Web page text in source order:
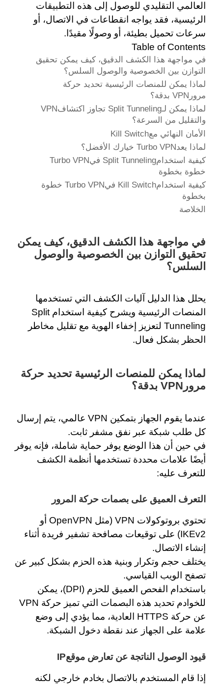
العالمي التقليدي للوصول إلى هذه التطبيقات
الرئيسية، فقد يواجه انقطاعات في الاتصال، أو
سرعات تحميل بطيئة، أو وصولًا مقيدًا.
Table of Contents
في مواجهة هذا الكشف الدقيق، كيف يمكن تحقيق
التوازن بين الخصوصية والوصول السلس؟
لماذا يمكن للمنصات الرئيسية تحديد حركة
مرورVPN بدقة؟
لماذا يمكن لـSplit Tunneling تجاوز اكتشافVPN
والتقليل من السرعة؟
الأمان النهائي معKill Switch
لماذا يعدTurbo VPN خيارك الأفضل؟
كيفية استخدامSplit Tunneling فيTurbo VPN
خطوة بخطوة
كيفية استخدامKill Switch فيTurbo VPN خطوة
بخطوة
الخلاصة
في مواجهة هذا الكشف الدقيق، كيف يمكن
تحقيق التوازن بين الخصوصية والوصول
السلس؟
يحلل هذا الدليل آليات الكشف التي تستخدمها
المنصات الرئيسية ويشرح كيفية استخدام Split
Tunneling لتعزيز إخفاء الهوية مع تقليل مخاطر
الحظر بشكل فعال.
لماذا يمكن للمنصات الرئيسية تحديد حركة
مرور VPN بدقة؟
عندما يقوم الجهاز بتمكين VPN عالمي، يتم إرسال
كل طلب شبكة عبر نفق مشفر ثابت.
في حين أن هذا الوضع يوفر حماية شاملة، فإنه يوفر
أيضًا علامات محددة تستخدمها أنظمة الكشف
للتعرف عليه:
التعرف العميق على بصمات حركة المرور
تحتوي بروتوكولات VPN (مثل OpenVPN أو
IKEv2) على توقيعات مصافحة تشفير فريدة أثناء
إنشاء الاتصال.
يختلف حجم وتكرار وبنية هذه الحزم بشكل كبير عن
تصفح الويب القياسي.
باستخدام الفحص العميق للحزم (DPI)، يمكن
للخوادم تحديد هذه البصمات التي تميز حركة VPN
عن حركة HTTPS العادية، مما يؤدي إلى وضع
علامة على الجهاز عند نقطة دخول الشبكة.
قيود الوصول الناتجة عن تعارض موقعIP
إذا قام المستخدم بالاتصال بخادم خارجي لكنه